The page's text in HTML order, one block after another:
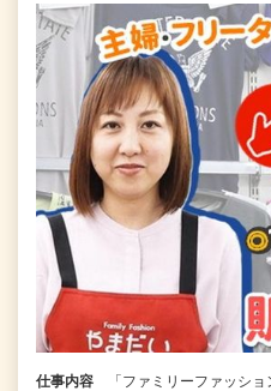
仕事内容
「ファミリーファッシ